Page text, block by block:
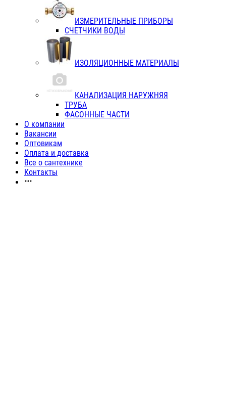
ИЗМЕРИТЕЛЬНЫЕ ПРИБОРЫ
СЧЕТЧИКИ ВОДЫ
ИЗОЛЯЦИОННЫЕ МАТЕРИАЛЫ
КАНАЛИЗАЦИЯ НАРУЖНЯЯ
ТРУБА
ФАСОННЫЕ ЧАСТИ
О компании
Вакансии
Оптовикам
Оплата и доставка
Все о сантехнике
Контакты